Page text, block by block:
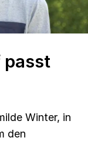
passt
Winter, in
den